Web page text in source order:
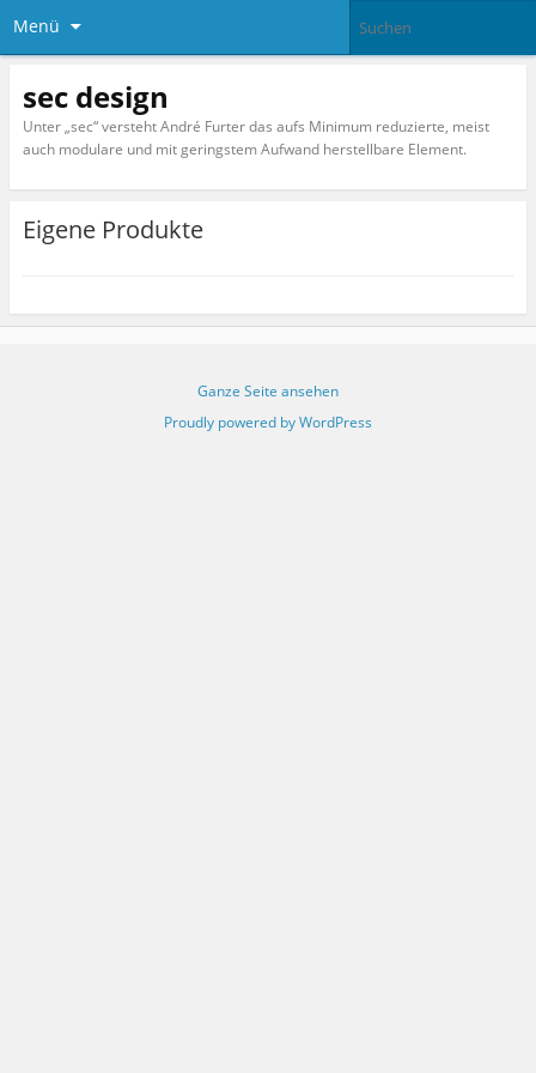
Menü
sec design
Unter „sec“ versteht André Furter das aufs Minimum reduzierte, meist
auch modulare und mit geringstem Aufwand herstellbare Element.
Eigene Produkte
Ganze Seite ansehen
Proudly powered by WordPress